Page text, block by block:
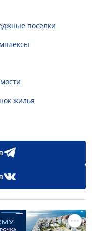
поселки
жилья